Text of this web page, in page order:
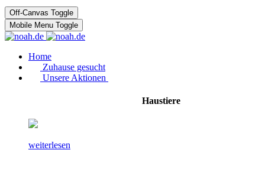
Off-Canvas Toggle
Mobile Menu Toggle
Home
Zuhause gesucht
Unsere Aktionen
Haustiere
weiterlesen